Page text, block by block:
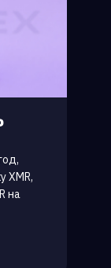
XMR,
на